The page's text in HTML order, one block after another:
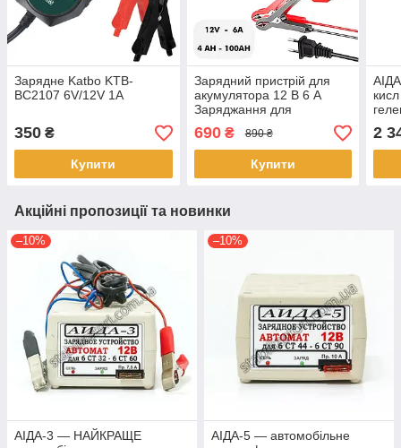
Зарядне Katbo KTB-
BC2107 6V/12V 1A
350 ₴
Купити
Зарядний пристрій для
акумулятора 12 В 6 А
Заряджання для
автомобільного акб
Відновлення
Десульфатація
690₴ 890 ₴
Купити
2
Акційні пропозиції та новинки
–10%
АІДА-3 — НАЙКРАЩЕ
–10%
АІДА-5 — автомобільне